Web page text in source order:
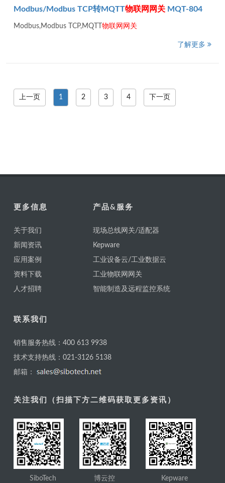
Modbus/Modbus TCP转MQTT物联网 网关MQT-804
Modbus,Modbus TCP,MQTT 物联网 网关
了解更多
上一页 1 2 3 4 下一页
更多信息
关于我们
新闻资讯
应用案例
资料下载
人才招聘
产品&服务
现场总线网关/适配器
Kepware
工业设备云/工业数据云
工业物联网网关
智能制造及远程监控系统
联系我们
销售服务热线：400 613 9938
技术支持热线：021-3126 5138
邮箱：
关注我们（扫描下方二维码获取更多资讯）
SiboTech 博云控 Kepware